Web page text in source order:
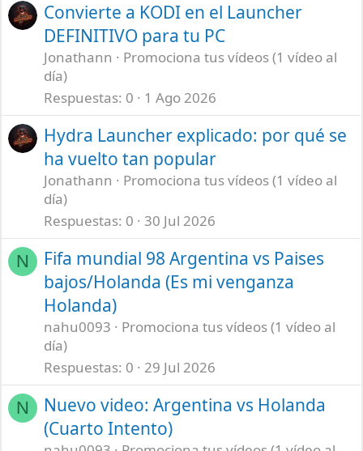
Convierte a KODI en el Launcher
DEFINITIVO para tu PC
Jonathann
Promociona tus vídeos (1 vídeo al
día)
Respuestas 0 1 Ago 2026
Hydra Launcher explicado: por qué se
ha vuelto tan popular
Jonathann
Promociona tus vídeos (1 vídeo al
día)
Respuestas 0 30 Jul 2026
N
Fifa mundial 98 Argentina vs Paises
bajos/Holanda (Es mi venganza
Holanda)
nahu0093
Promociona tus vídeos (1 vídeo al
día)
Respuestas 0 29 Jul 2026
N
Nuevo video: Argentina vs Holanda
(Cuarto Intento)